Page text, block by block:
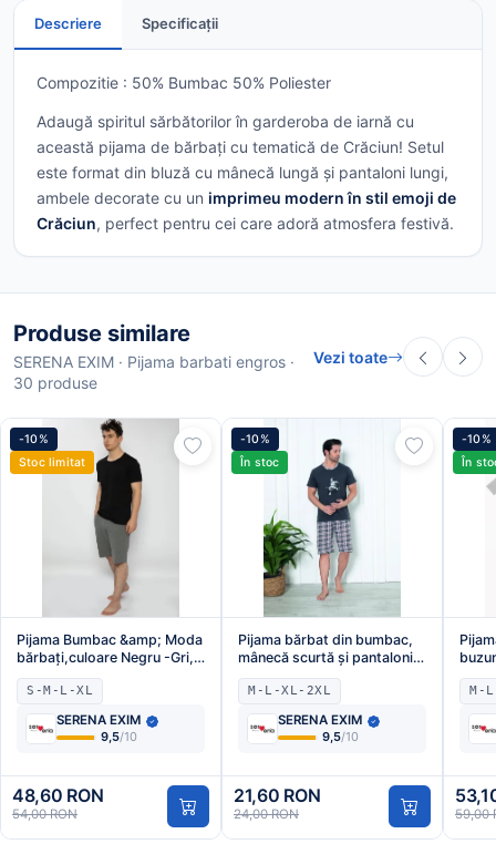
Descriere Specificații
Compozitie : 50% Bumbac 50% Poliester
Adaugă spiritul sărbătorilor în garderoba de iarnă cu
această pijama de bărbați cu tematică de Crăciun! Setul
este format din bluză cu mânecă lungă și pantaloni lungi,
ambele decorate cu un imprimeu modern în stil emoji de
Crăciun, perfect pentru cei care adoră atmosfera festivă.
Produse similare
SERENA EXIM · Pijama barbati engros ·
30 produse
Vezi toate
-10%
Stoc limitat
Pijama Bumbac &amp; Moda
bărbați,culoare Negru -Gri, –
Engros
S-M-L-XL
SERENA EXIM
9,5/10
48,60 RON
54,00 RON
-10%
În stoc
Pijama bărbat din bumbac,
mânecă scurtă și pantaloni
3/4,imprimeu,Iepure,gri,inchis,Engros
M-L-XL-2XL
SERENA EXIM
9,5/10
21,60 RON
24,00 RON
-10%
În
M-
59,00